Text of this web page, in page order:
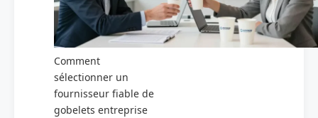
Comment
sélectionner un
fournisseur fiable de
gobelets entreprise